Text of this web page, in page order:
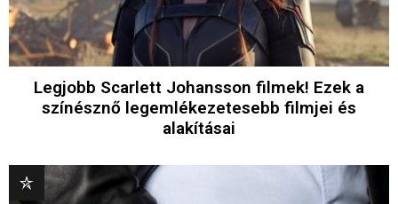
Legjobb Scarlett Johansson filmek! Ezek a
színésznő legemlékezetesebb filmjei és
alakításai